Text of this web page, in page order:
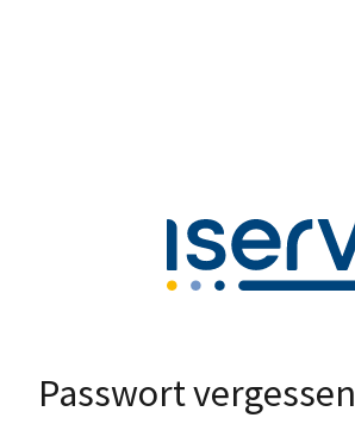
Passwort vergessen